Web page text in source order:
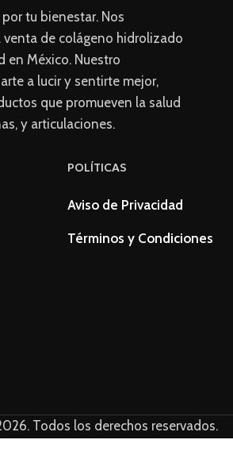
tu bienestar. Nos
venta de colágeno hidrolizado
en México. Nuestro
a lucir y sentirte mejor,
que promueven la salud
y articulaciones.
POLÍTICAS
Aviso de Privacidad
Términos y Condiciones
Todos los derechos reservados.